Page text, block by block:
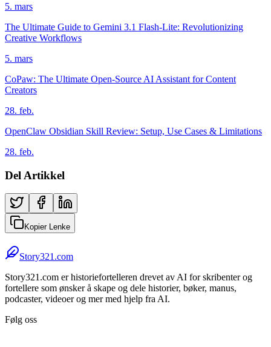
5. mars
The Ultimate Guide to Gemini 3.1 Flash-Lite: Revolutionizing
Creative Workflows
5. mars
CoPaw: The Ultimate Open-Source AI Assistant for Content
Creators
28. feb.
OpenClaw Obsidian Skill Review: Setup, Use Cases & Limitations
28. feb.
Del Artikkel
Kopier Lenke
Story321.com
Story321.com er historiefortelleren drevet av AI for skribenter og
fortellere som ønsker å skape og dele historier, bøker, manus,
podcaster, videoer og mer med hjelp fra AI.
Følg oss